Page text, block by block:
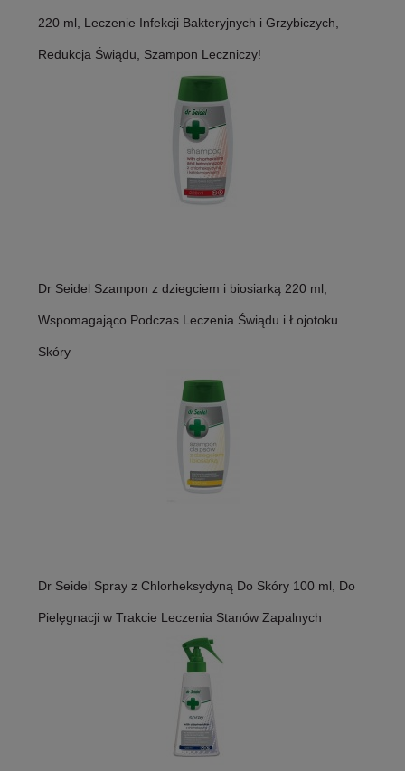
220 ml, Leczenie Infekcji Bakteryjnych i Grzybiczych,
Redukcja Świądu, Szampon Leczniczy!
Dr Seidel Szampon z dziegciem i biosiarką 220 ml,
Wspomagająco Podczas Leczenia Świądu i Łojotoku
Skóry
Dr Seidel Spray z Chlorheksydyną Do Skóry 100 ml, Do
Pielęgnacji w Trakcie Leczenia Stanów Zapalnych